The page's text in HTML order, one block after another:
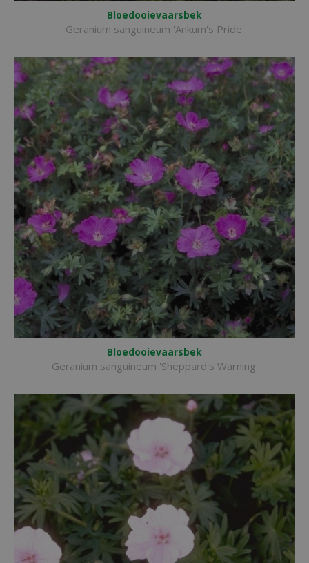
Bloedooievaarsbek
Geranium sanguineum 'Ankum's Pride'
Bloedooievaarsbek
Geranium sanguineum 'Sheppard's Warning'